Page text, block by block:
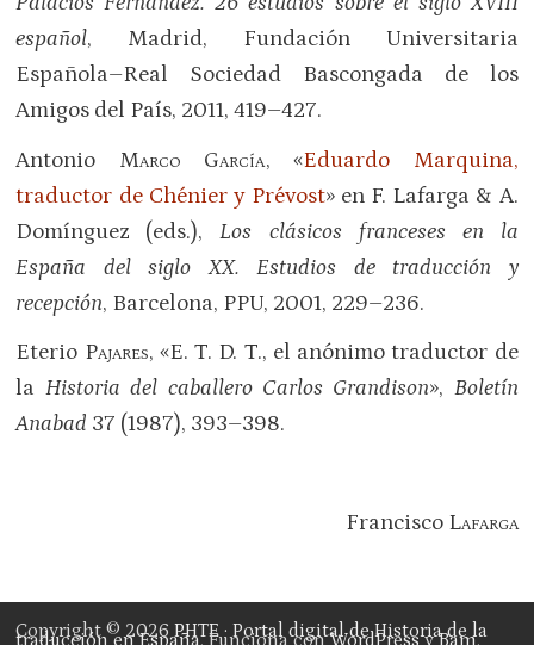
español, Madrid, Fundación Universitaria
Española–Real Sociedad Bascongada de los
Amigos del País, 2011, 419–427.
Antonio Marco García, «Eduardo Marquina,
traductor de Chénier y Prévost» en F. Lafarga & A.
Domínguez (eds.),Los clásicos franceses en la
España del sigloXX. Estudios de traducción y
recepción, Barcelona, PPU, 2001, 229–236.
Eterio Pajares, «E. T. D. T., el anónimo traductor de
la Historia del caballero Carlos Grandison», Boletín
Anabad 37 (1987), 393–398.
Francisco Lafarga
Copyright © 2026PHTE · Portal digital de Historia de la
traducción en España. Funciona conWordPressyBam.